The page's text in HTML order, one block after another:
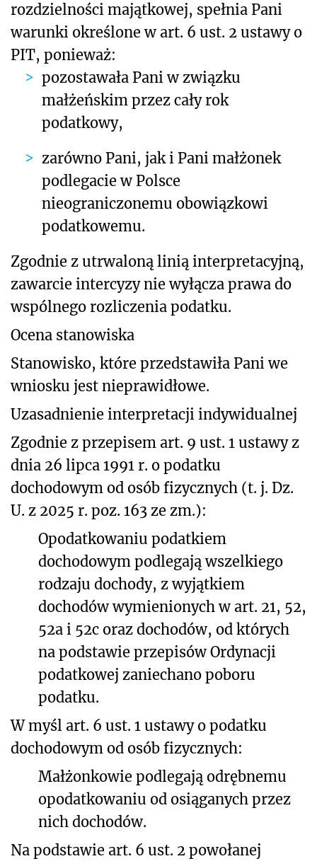
rozdzielności majątkowej, spełnia Pani
warunki określone w art. 6 ust. 2 ustawy o
PIT, ponieważ:
pozostawała Pani w związku
małżeńskim przez cały rok
podatkowy,
zarówno Pani, jak i Pani małżonek
podlegacie w Polsce
nieograniczonemu obowiązkowi
podatkowemu.
Zgodnie z utrwaloną linią interpretacyjną,
zawarcie intercyzy nie wyłącza prawa do
wspólnego rozliczenia podatku.
Ocena stanowiska
Stanowisko, które przedstawiła Pani we
wniosku jest nieprawidłowe.
Uzasadnienie interpretacji indywidualnej
Zgodnie z przepisem art. 9 ust. 1 ustawy z
dnia 26 lipca 1991 r. o podatku
dochodowym od osób fizycznych (t. j. Dz.
U. z 2025 r. poz. 163 ze zm.):
Opodatkowaniu podatkiem
dochodowym podlegają wszelkiego
rodzaju dochody, z wyjątkiem
dochodów wymienionych w art. 21, 52,
52a i 52c oraz dochodów, od których
na podstawie przepisów Ordynacji
podatkowej zaniechano poboru
podatku.
W myśl art. 6 ust. 1 ustawy o podatku
dochodowym od osób fizycznych:
Małżonkowie podlegają odrębnemu
opodatkowaniu od osiąganych przez
nich dochodów.
Na podstawie art. 6 ust. 2 powołanej